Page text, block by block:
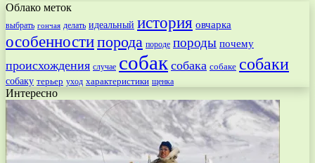
Облако меток
выбрать гончая делать идеальный история овчарка
особенностипорода породе породы почему
происхождения случае собак собака собаке собаки
собаку терьер уход характеристики щенка
Интересно